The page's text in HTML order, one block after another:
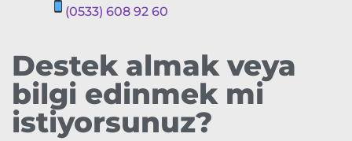
(0533) 608 92 60
Destek almak veya
bilgi edinmek mi
istiyorsunuz?